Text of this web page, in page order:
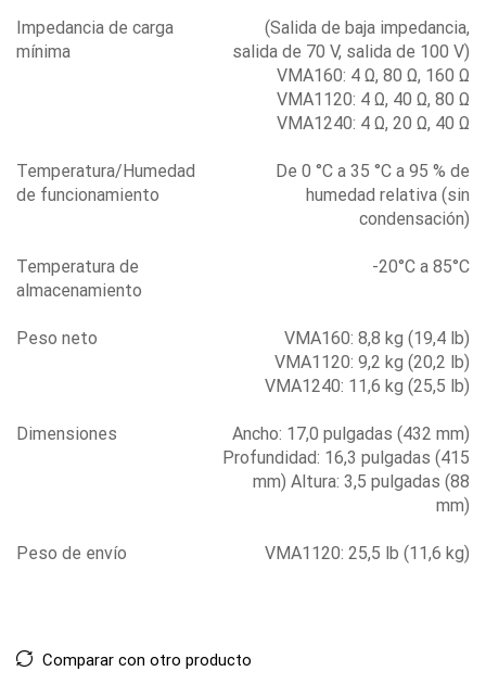
Impedancia de carga
mínima
(Salida de baja impedancia,
salida de 70 V, salida de 100 V)
VMA160: 4 Ω, 80 Ω, 160 Ω
VMA1120: 4 Ω, 40 Ω, 80 Ω
VMA1240: 4 Ω, 20 Ω, 40 Ω
Temperatura/Humedad
de funcionamiento
De 0 °C a 35 °C a 95 % de
humedad relativa (sin
condensación)
Temperatura de
almacenamiento
-20°C a 85°C
Peso neto
VMA160: 8,8 kg (19,4 lb)
VMA1120: 9,2 kg (20,2 lb)
VMA1240: 11,6 kg (25,5 lb)
Dimensiones
Ancho: 17,0 pulgadas (432 mm)
Profundidad: 16,3 pulgadas (415
mm) Altura: 3,5 pulgadas (88
mm)
Peso de envío VMA1120: 25,5 lb (11,6 kg)
Comparar con otro producto